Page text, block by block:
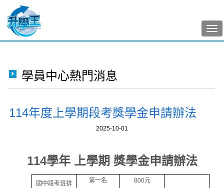
學員中心熱門消息
114年度上學期段考獎學金申請辦法
2025-10-01
114學年 上學期 獎學金申請辦法
國中段考班排 第一名 800元